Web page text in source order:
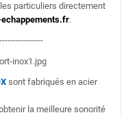
particuliers directement
.
sont fabriqués en acier
la meilleure sonorité